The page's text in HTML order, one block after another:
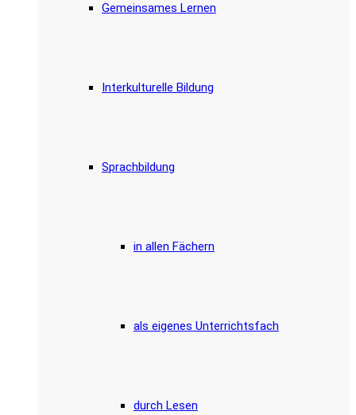
Gemeinsames Lernen
Interkulturelle Bildung
Sprachbildung
in allen Fächern
als eigenes Unterrichtsfach
durch Lesen